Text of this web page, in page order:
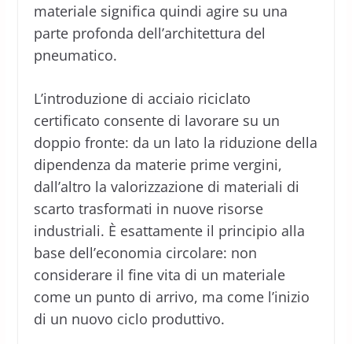
materiale significa quindi agire su una
parte profonda dell’architettura del
pneumatico.
L’introduzione di acciaio riciclato
certificato consente di lavorare su un
doppio fronte: da un lato la riduzione della
dipendenza da materie prime vergini,
dall’altro la valorizzazione di materiali di
scarto trasformati in nuove risorse
industriali. È esattamente il principio alla
base dell’economia circolare: non
considerare il fine vita di un materiale
come un punto di arrivo, ma come l’inizio
di un nuovo ciclo produttivo.